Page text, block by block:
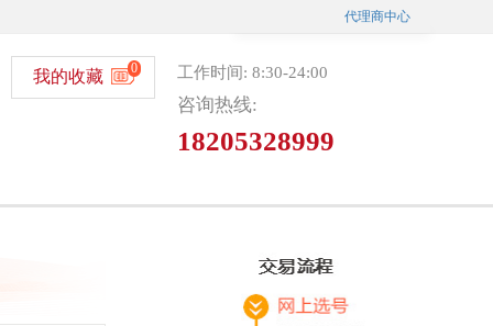
代理商中心
我的收藏 0 工作时间: 8:30-24:00
咨询热线:
18205328999